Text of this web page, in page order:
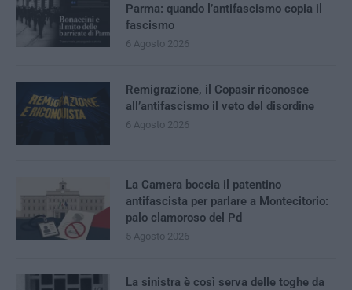
Parma: quando l’antifascismo copia il
fascismo
6 Agosto 2026
Remigrazione, il Copasir riconosce
all’antifascismo il veto del disordine
6 Agosto 2026
La Camera boccia il patentino
antifascista per parlare a Montecitorio:
palo clamoroso del Pd
5 Agosto 2026
La sinistra è così serva delle toghe da